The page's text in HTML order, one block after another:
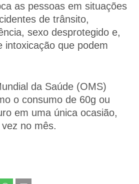
as pessoas em situações
de trânsito,
sexo desprotegido e,
intoxicação que podem
da Saúde (OMS)
o consumo de 60g ou
em uma única ocasião,
no mês.